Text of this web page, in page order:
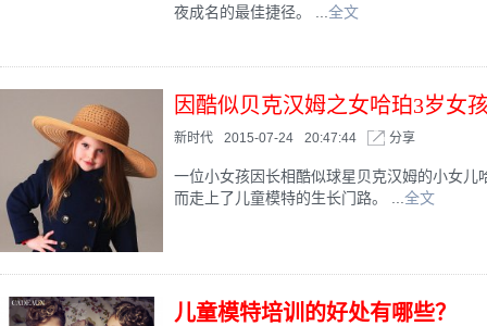
夜成名的最佳捷径。 ... 全文
因酷似贝克汉姆之女哈珀3岁女
新时代 2015-07-24 20:47:44 分享
一位小女孩因长相酷似球星贝克汉姆的小女儿
而走上了儿童模特的生长门路。 ... 全文
儿童模特培训的好处有哪些？